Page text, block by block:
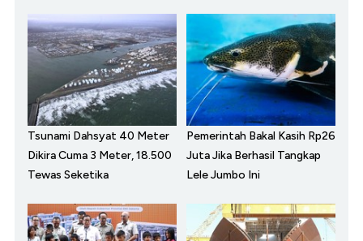
Tsunami Dahsyat 40 Meter
Dikira Cuma 3 Meter, 18.500
Tewas Seketika
Pemerintah Bakal Kasih Rp26
Juta Jika Berhasil Tangkap
Lele Jumbo Ini